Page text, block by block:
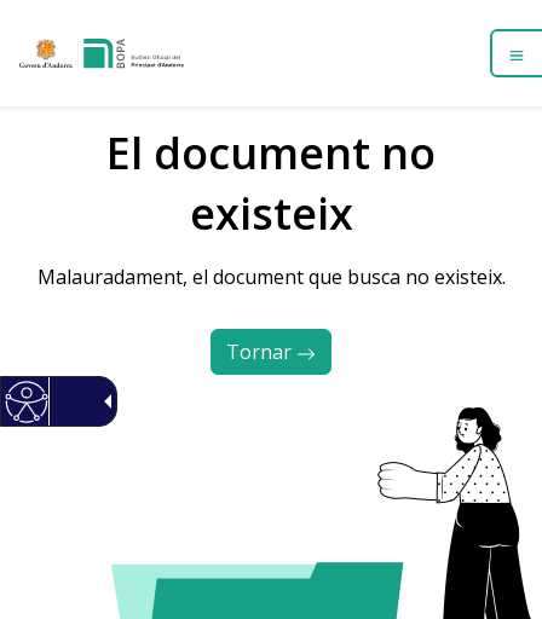
El document no
existeix
Malauradament, el document que busca no existeix.